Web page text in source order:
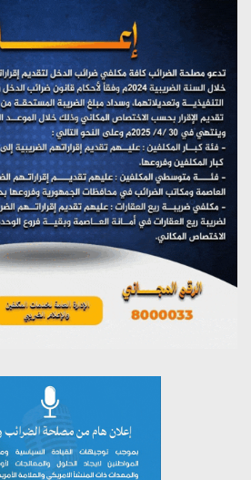
مؤتمر صحفي لمركز عين الإنسانية حول
على اليمن
يوليو 27, 2026
تستمعون لبرنامج (مع السيد القائد)
يوليو 26, 2026
تستمعون لبرنامج (خبر وعلم)
يوليو 26, 2026